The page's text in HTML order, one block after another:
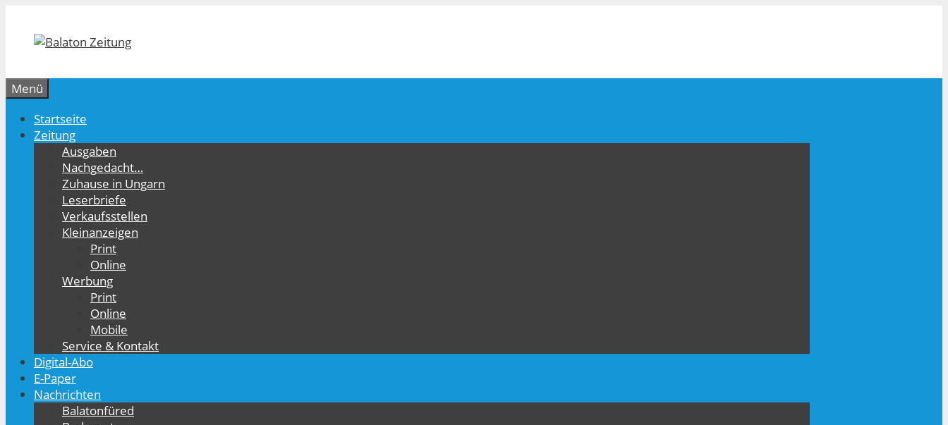
springen
Menü
Startseite
Zeitung
Ausgaben
Nachgedacht…
Zuhause in Ungarn
Leserbriefe
Verkaufsstellen
Kleinanzeigen
Print
Online
Werbung
Print
Online
Mobile
Service & Kontakt
Digital-Abo
E-Paper
Nachrichten
Balatonfüred